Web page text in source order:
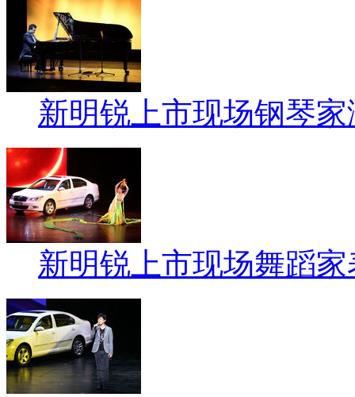
新明锐上市现场钢琴家
新明锐上市现场舞蹈家